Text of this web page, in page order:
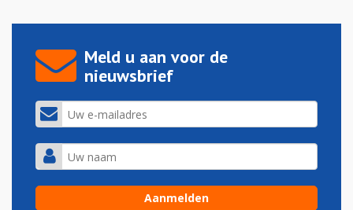
Meld u aan voor de
nieuwsbrief